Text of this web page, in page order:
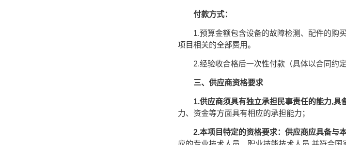
付款方式：
1.预算金额包含设备的故障检测、配件的购
项目相关的全部费用。
2.经验收合格后一次性付款（具体以合同约定
三、供应商资格要求
1.供应商须具有独立承担民事责任的能力,具
力、资金等方面具有相应的承担能力；
2.本项目特定的资格要求：供应商应具备与